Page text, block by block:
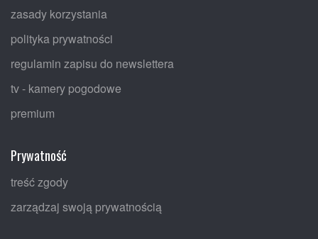
zasady korzystania
polityka prywatności
regulamin zapisu do newslettera
tv - kamery pogodowe
premium
Prywatność
treść zgody
zarządzaj swoją prywatnością